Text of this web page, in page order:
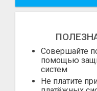
Совершайте
помощью
систем
Не платите